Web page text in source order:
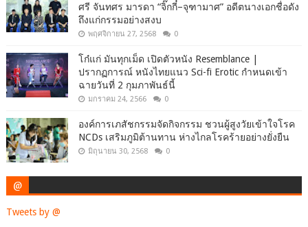
ศรี จันทศร มารดา “จิ๊กกี๋–จุฑามาศ” อดีตนางเอกชื่อดัง
ถึงแก่กรรมอย่างสงบ
พฤศจิกายน 27, 2568 0
โก๋แก่ มันทุกเม็ด เปิดตัวหนัง Resemblance |
ปรากฏการณ์ หนังไทยแนว Sci-fi Erotic กำหนดเข้า
ฉายวันที่ 2 กุมภาพันธ์นี้
มกราคม 24, 2566 0
องค์การเภสัชกรรมจัดกิจกรรม ชวนผู้สูงวัยเข้าใจโรค
NCDs เสริมภูมิต้านทาน ห่างไกลโรคร้ายอย่างยั่งยืน
มิถุนายน 30, 2568 0
@
Tweets by @